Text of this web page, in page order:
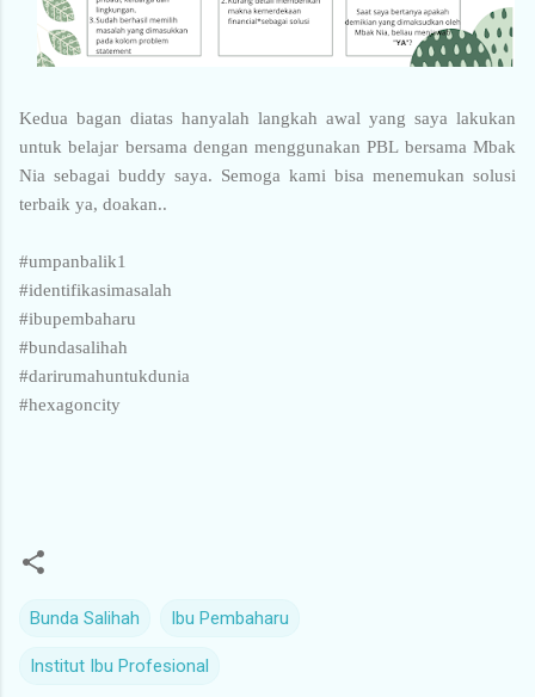
Kedua bagan diatas hanyalah langkah awal yang saya lakukan
untuk belajar bersama dengan menggunakan PBL bersama Mbak
Nia sebagai buddy saya. Semoga kami bisa menemukan solusi
terbaik ya, doakan..
#umpanbalik1
#identifikasimasalah
#ibupembaharu
#bundasalihah
#darirumahuntukdunia
#hexagoncity
Bunda Salihah Ibu Pembaharu
Institut Ibu Profesional